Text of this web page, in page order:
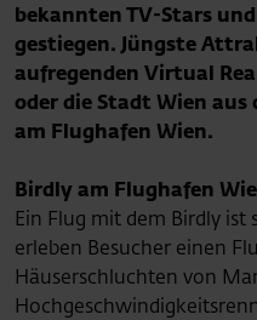
bekannten TV-Stars
gestiegen. Jüngste
aufregenden Virtual
oder die Stadt Wien
am Flughafen Wien.
Birdly am Flughafen
Ein Flug mit dem Birdly
erleben Besucher einen
Häuserschluchten von